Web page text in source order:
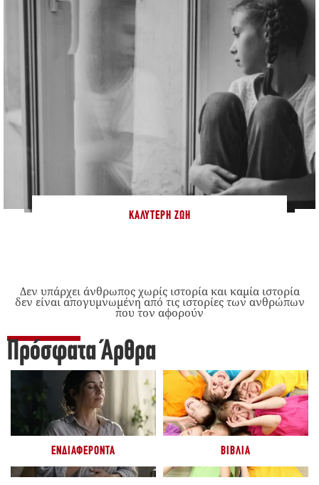
ΚΑΛΎΤΕΡΗ ΖΩΉ
Δεν υπάρχει άνθρωπος χωρίς ιστορία και καμία ιστορία
δεν είναι απογυμνωμένη από τις ιστορίες των ανθρώπων
που τον αφορούν
Πρόσφατα Άρθρα
ΕΝΔΙΑΦΈΡΟΝΤΑ ΒΙΒΛΊΑ